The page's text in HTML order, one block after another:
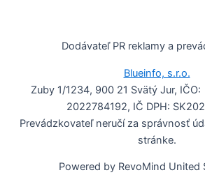
Dodávateľ PR reklamy a
Blueinfo, s.r.o.
Zuby 1/1234, 900 21 Svätý Jur,
2022784192, IČ DPH:
Prevádzkovateľ neručí za správnosť
stránke.
Powered by RevoMind United